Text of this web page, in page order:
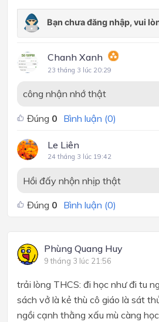
Chanh Xanh
23 tháng 3 lúc 20:29
công nhận nhớ thật
Đúng 0 Bình luận (0)
Le Liên
24 tháng 3 lúc 19:42
Hồi đấy nhộn nhịp thật
Đúng 0 Bình luận (0)
Phùng Quang Huy
9 tháng 3 lúc 21:56
trải lòng THCS: đi học như đi tu
sách vở là kẻ thù cô giáo là sát
ngồi cạnh thằng xấu mù càng